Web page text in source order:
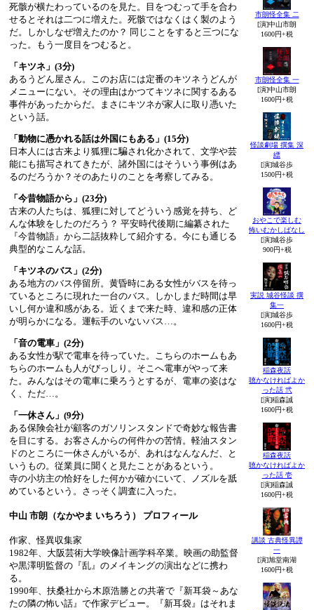
死骸が横たわっているのを見た。目をつむって手を合わ
せるとそれは二つに増えた。死骸ではなくはく製のよう
だ。しかしなぜ増えたのか？ 同じことをすると三つにな
った。もう一度目をつむると。
「キツネ」(3分)
あるうどん屋さん。このお店には定番のキツネうどんが
メニューにない。その理由はかつてキツネに関するある
事件があったからだ。まさにキツネが家人に取り憑いた
という話。
「動物に憑かれる話は外国にもある」(15分)
日本人には古来より狐狸に騙され化かされて、文学や芸
能にも描写されてきたが、諸外国にはそういう事例はあ
るのだろうか？そのあたりのことを考察してみる。
「今昔物語から」(23分)
古来の人たちは、狐狸に対してどういう感覚を持ち、ど
んな体験をしたのだろう？ 平安時代後期に編纂された
『今昔物語』から二話抜粋して紹介する。今にも通じる
典型的なこんな話。
「キツネのバス」(2分)
ある地方のバス停留所。黄昏時にある女性がバスを待っ
ているところに現れた一台のバス。しかしまだ時間は早
いし何か違和感がある。近くまで来た時、違和感の正体
が明らかになる。運転手のいないバス…。
「音の電車」(2分)
ある女性が駅で電車を待っていた。こちらのホームもあ
ちらのホームも人がびっしり。そこへ電車がやって来
た。みんなはその電車に乗ろうとするが、電車の姿はな
く、ただ…。
「一休さん」(9分)
ある保険会社が顧客のガソリンスタンドで奇妙な報告書
を目にする。お客さんからの何件かの苦情。軽油スタン
ドのところに一休さんがいるが、あれはなんなんだ、と
いうもの。従業員に聞くと見たことがあるという。
寺の小坊主の恰好をした何かが確かにいて、ノズルを舐
めているという。さっそく調査に入った。
中山 市朗（なかやま いちろう） プロフィール
作家、怪異収集家
1982年、大阪芸術大学映像計画学科卒業。映画の助監督
や黒澤明監督の『乱』のメイキングの演出などに携わ
る。
1990年、扶桑社から木原浩勝との共著で『新耳袋～あな
たの隣の怖い話』で作家デビュー。『新耳袋』はそれま
市朗怪全集 二
[演]中山市朗
1600円+税
市朗怪全集 一
[演]中山市朗
1600円+税
怪談劇場 撰集 深
縹
[演]城谷歩
1500円+税
おやこで楽しむ
怖いむかしばなし
[演]城谷歩
900円+税
実説 城谷怪談 撰
集一
[演]城谷歩
1600円+税
稲森夜話
聴かなければよか
った話 弐
[演]稲森誠
1600円+税
稲森夜話
聴かなければよか
った話 壱
[演]稲森誠
1600円+税
講談 古典怪異譚
一
[演]旭堂南湖
1600円+税